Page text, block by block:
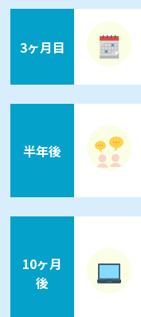
3ヶ月目
半年後
10ヶ月
後